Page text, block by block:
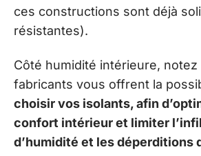
ces constructions sont déjà
résistantes).
Côté humidité intérieure, notez
fabricants vous offrent la
choisir vos isolants, afin
confort intérieur et limiter
d’humidité et les déperditions